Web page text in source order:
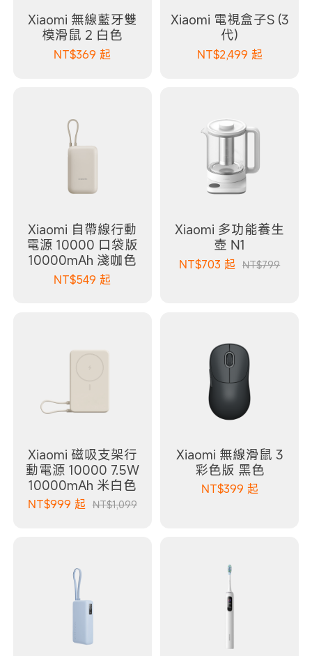
Xiaomi 無線藍牙雙
模滑鼠 2 白色
NT$369 起
Xiaomi 電視盒子S (3
代)
NT$2,499 起
Xiaomi 自帶線行動
電源 10000 口袋版
10000mAh 淺咖色
NT$549 起
Xiaomi 多功能養生
壺 N1
NT$703 起 NT$799
Xiaomi 磁吸支架行
動電源 10000 7.5W
10000mAh 米白色
NT$999 起 NT$1,099
Xiaomi 無線滑鼠 3
彩色版 黑色
NT$399 起